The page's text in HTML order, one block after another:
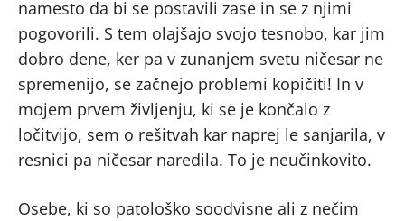
namesto da bi se postavili zase in se z njimi
pogovorili. S tem olajšajo svojo tesnobo, kar jim
dobro dene, ker pa v zunanjem svetu ničesar ne
spremenijo, se začnejo problemi kopičiti! In v
mojem prvem življenju, ki se je končalo z
ločitvijo, sem o rešitvah kar naprej le sanjarila, v
resnici pa ničesar naredila. To je neučinkovito.
Osebe, ki so patološko soodvisne ali z nečim